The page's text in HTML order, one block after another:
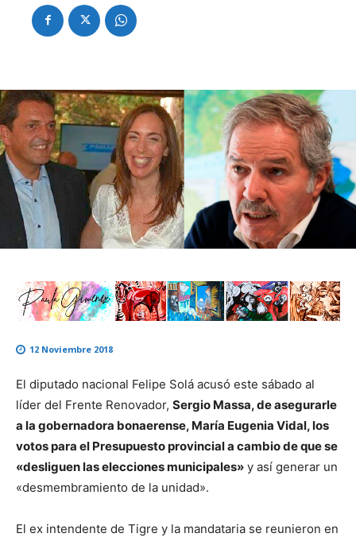
12 Noviembre 2018
El diputado nacional Felipe Solá acusó este sábado al
líder del Frente Renovador, Sergio Massa, de asegurarle
a la gobernadora bonaerense, María Eugenia Vidal, los
votos para el Presupuesto provincial a cambio de que se
«desliguen las elecciones municipales» y así generar un
«desmembramiento de la unidad».
El ex intendente de Tigre y la mandataria se reunieron en